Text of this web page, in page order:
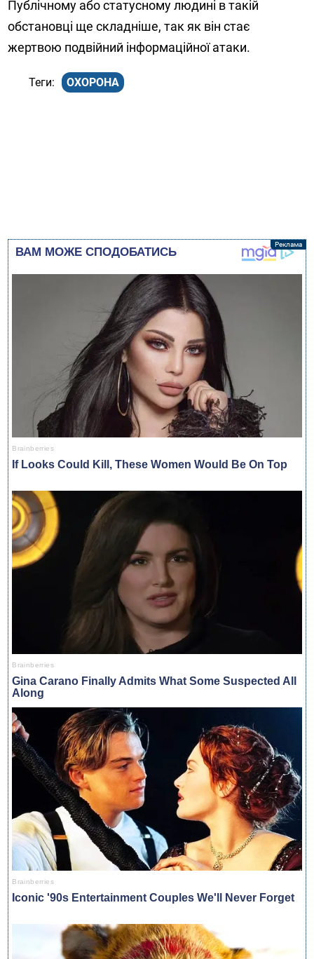
Публічному або статусному людині в такій
обстановці ще складніше, так як він стає
жертвою подвійний інформаційної атаки.
ОХОРОНА